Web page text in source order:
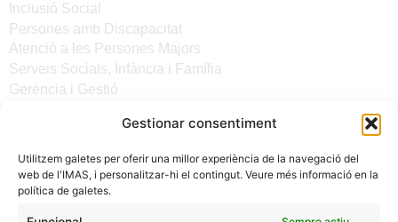
Gestionar consentiment
Utilitzem galetes per oferir una millor experiència de la navegació del
web de l'IMAS, i personalitzar-hi el contingut. Veure més informació en la
política de galetes.
Inclusió Social
Persones amb Discapacitat
Atenció a les Persones Majors
Serveis Socials, Infància i Família
Gerència i Gestió
Altres enllaços
Notícies
Seu electrònica del CiM
Avís legal